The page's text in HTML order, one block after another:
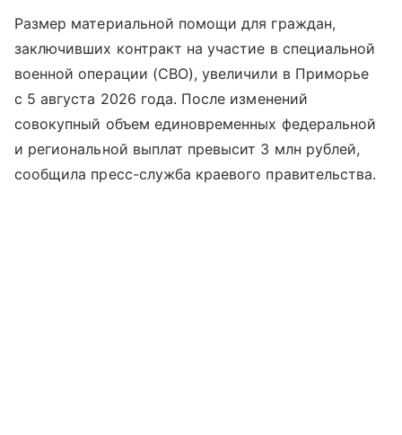
Размер материальной помощи для граждан,
заключивших контракт на участие в специальной
военной операции (СВО), увеличили в Приморье
с 5 августа 2026 года. После изменений
совокупный объем единовременных федеральной
и региональной выплат превысит 3 млн рублей,
сообщила пресс-служба краевого правительства.